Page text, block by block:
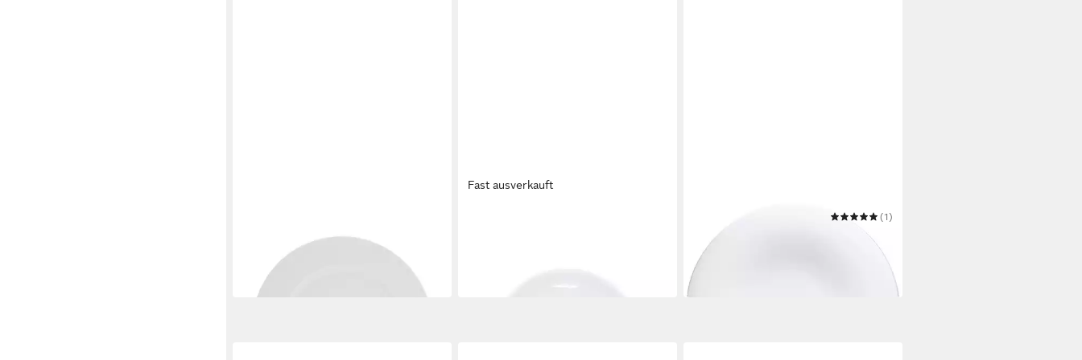
Frühstücksteller Aronda 21 cm
ab 12,90 €
in 4-5 Werktagen bei dir
Fast ausverkauft
Pastateller Update Pasta Grande 30
cm
(1)
ab 22,90 €